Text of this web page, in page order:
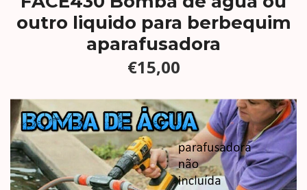
outro liquido para berbequim
aparafusadora
€15,00